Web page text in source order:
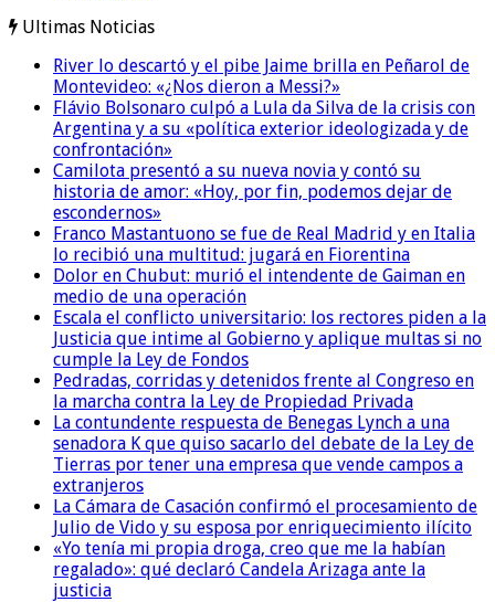
Ultimas Noticias
River lo descartó y el pibe Jaime brilla en Peñarol de
Montevideo: «¿Nos dieron a Messi?»
Flávio Bolsonaro culpó a Lula da Silva de la crisis con
Argentina y a su «política exterior ideologizada y de
confrontación»
Camilota presentó a su nueva novia y contó su
historia de amor: «Hoy, por fin, podemos dejar de
escondernos»
Franco Mastantuono se fue de Real Madrid y en Italia
lo recibió una multitud: jugará en Fiorentina
Dolor en Chubut: murió el intendente de Gaiman en
medio de una operación
Escala el conflicto universitario: los rectores piden a la
Justicia que intime al Gobierno y aplique multas si no
cumple la Ley de Fondos
Pedradas, corridas y detenidos frente al Congreso en
la marcha contra la Ley de Propiedad Privada
La contundente respuesta de Benegas Lynch a una
senadora K que quiso sacarlo del debate de la Ley de
Tierras por tener una empresa que vende campos a
extranjeros
La Cámara de Casación confirmó el procesamiento de
Julio de Vido y su esposa por enriquecimiento ilícito
«Yo tenía mi propia droga, creo que me la habían
regalado»: qué declaró Candela Arizaga ante la
justicia